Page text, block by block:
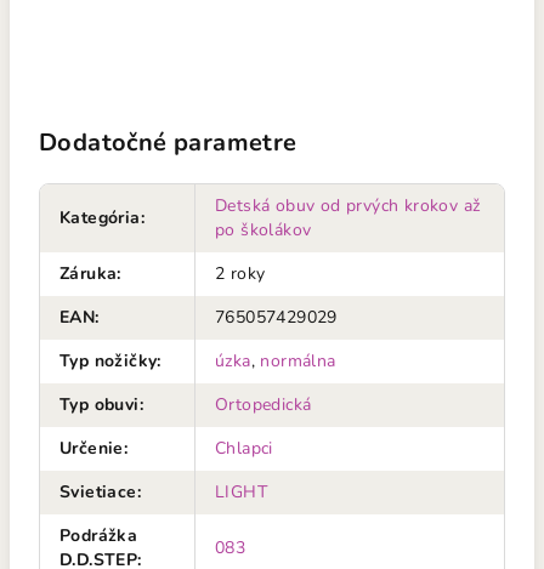
Dodatočné parametre
Kategória:
Detská obuv od prvých krokov až
po školákov
Záruka:
2 roky
EAN:
765057429029
Typ nožičky: úzka, normálna
Typ obuvi:
Ortopedická
Určenie:
Chlapci
Svietiace:
LIGHT
Podrážka
D.D.STEP:
083